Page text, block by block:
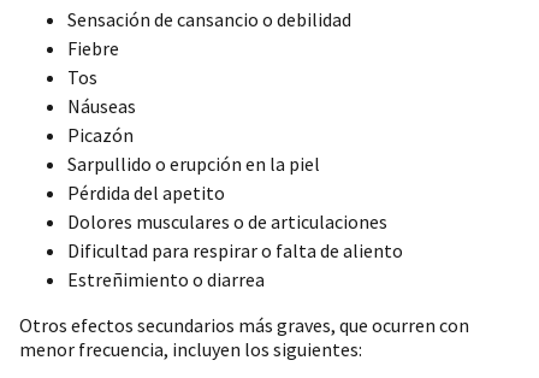
Sensación de cansancio o debilidad
Fiebre
Tos
Náuseas
Picazón
Sarpullido o erupción en la piel
Pérdida del apetito
Dolores musculares o de articulaciones
Dificultad para respirar o falta de aliento
Estreñimiento o diarrea
Otros efectos secundarios más graves, que ocurren con
menor frecuencia, incluyen los siguientes: